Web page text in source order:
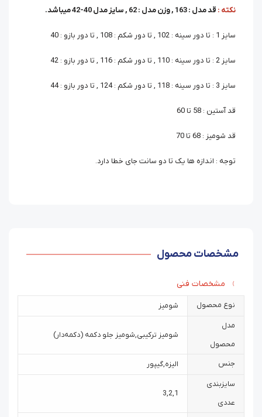
نکته : قد مدل : 163 , وزن مدل : 62 , سایز مدل 40-42 میباشد.
سایز 1 : تا دور سینه : 102 , تا دور شکم : 108 , تا دور بازو : 40
سایز 2 : تا دور سینه : 110 , تا دور شکم : 116 , تا دور بازو : 42
سایز 3 : تا دور سینه : 118 , تا دور شکم : 124 , تا دور بازو : 44
قد آستین : 58 تا 60
قد شومیز : 68 تا 70
توجه : اندازه ها یک تا دو سانت جای خطا دارد.
مشخصات محصول
مشخصات فنی
نوع محصول شومیز
مدل
محصول
شومیز ترکیبی,شومیز جلو دکمه (دکمه‌دار)
جنس الیزه,گیپور
سایزبندی
عددی
1
,
2
,
3